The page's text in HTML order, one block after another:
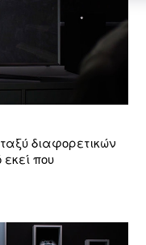
διαφορετικών
που